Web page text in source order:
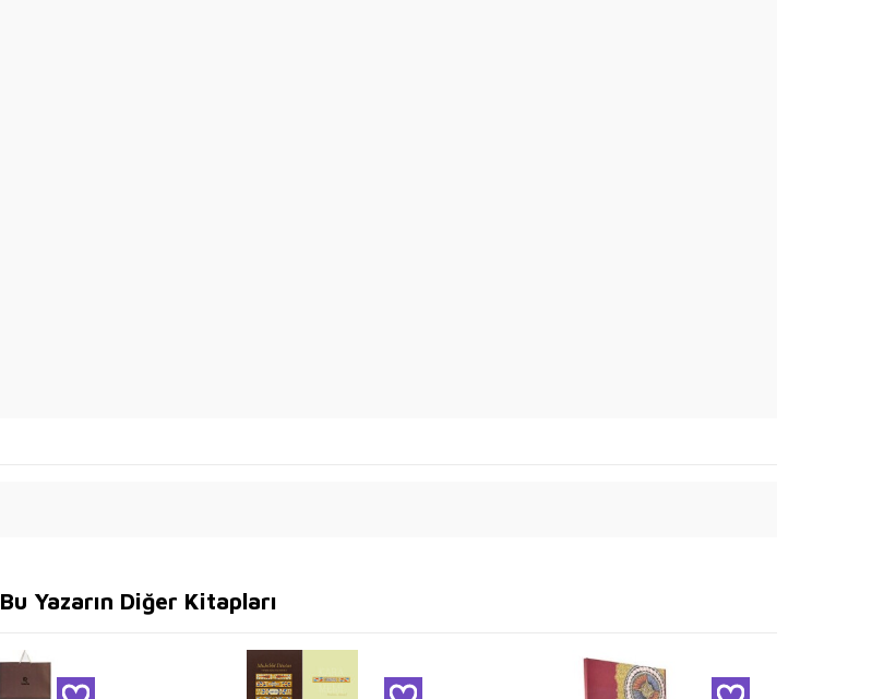
Bu Yazarın Diğer Kitapları